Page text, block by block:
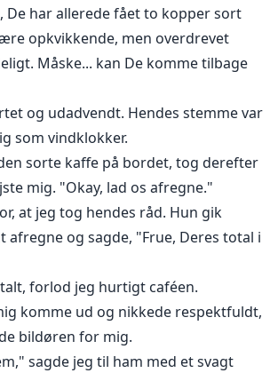
De har allerede fået to kopper sort
opkvikkende, men overdrevet
Måske... kan De komme tilbage
og udadvendt. Hendes stemme var
som vindklokker.
sorte kaffe på bordet, tog derefter
mig. "Okay, lad os afregne."
at jeg tog hendes råd. Hun gik
afregne og sagde, "Frue, Deres total i
forlod jeg hurtigt caféen.
komme ud og nikkede respektfuldt,
bildøren for mig.
sagde jeg til ham med et svagt